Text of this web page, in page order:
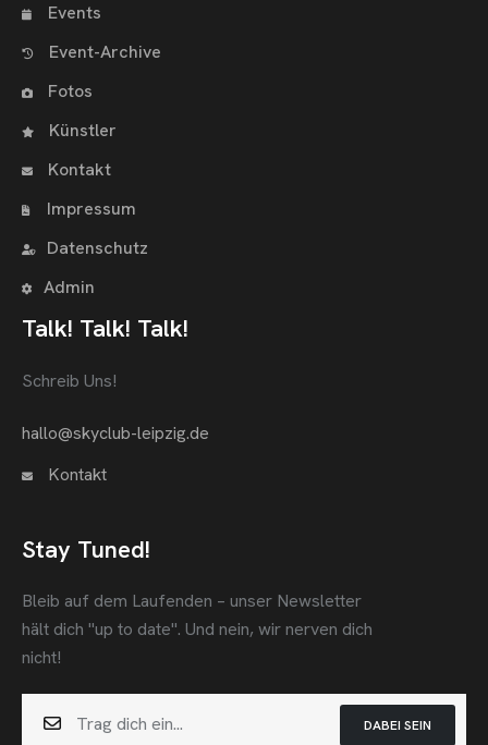
Events
Event-Archive
Fotos
Künstler
Kontakt
Impressum
Datenschutz
Admin
Talk! Talk! Talk!
Schreib Uns!
hallo@skyclub-leipzig.de
Kontakt
Stay Tuned!
Bleib auf dem Laufenden – unser Newsletter
hält dich "up to date". Und nein, wir nerven dich
nicht!
DABEI SEIN